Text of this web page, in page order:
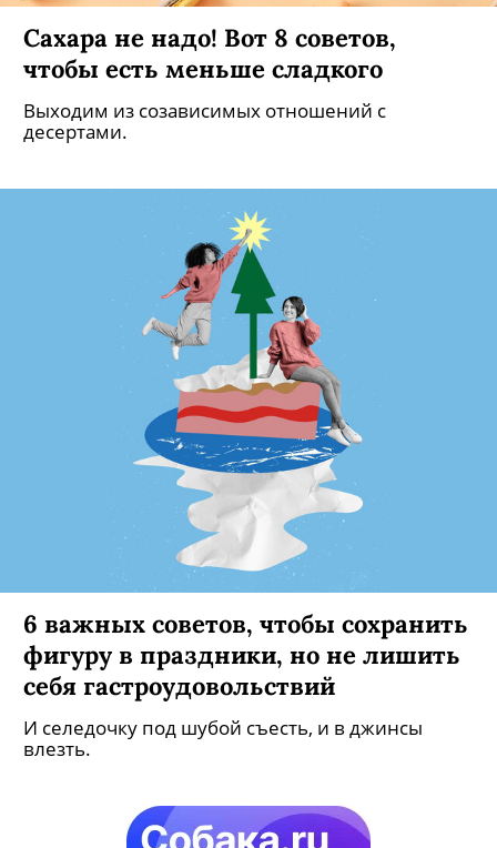
Сахара не надо! Вот 8 советов,
чтобы есть меньше сладкого
Выходим из созависимых отношений с
десертами.
6 важных советов, чтобы сохранить
фигуру в праздники, но не лишить
себя гастроудовольствий
И селедочку под шубой съесть, и в джинсы
влезть.